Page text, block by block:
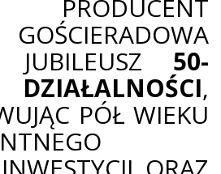
PRODUCENT
JUBILEUSZ 50-
,
PÓŁ WIEKU